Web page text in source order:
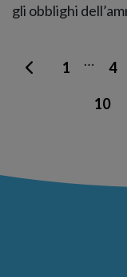
gli obblighi
1 … 4
10